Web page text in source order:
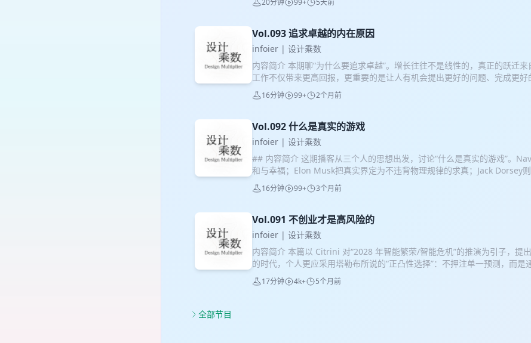
德性作为根基，以钱与自由、身体健康作为基础条件，再通过三个方向不
自己是否正在成为想成为的人。生活不应成为一张待完成的任务清单，而应
索、创造、连接，并为值得存在的事物贡献自己的力量。 参考文献 1. 亚里
理学》，廖申白译注，商务印书馆。 主要涉及幸福、德性、实践智慧、友爱
陈嘉映：《何为良好生活：行之于途而应于心》，上海文艺出版社。 关于
良好生活的现代讨论。 3. 孔子：《论语·为政》。 文中引用：“今之孝者，
能有养；不敬，何以别乎？” 4. Peter Attia、Bill Gifford：《超越百岁：长
（*Outlive: The Science and Art of Longevity*）。 主要涉及心血管疾病
Hansson：《重来》（*Rework*），中信出版社。 关于保持较小的组织规
目扩张，以及以更克制的方式经营公司。 6. Jason Fried、David
工作》（*It Doesn’t Have to Be Crazy at Work*）。 关于组织节奏、工作
度增长的讨论。 7. Jason Fried、David Heinemeier Hansson：《远程：
命》（*Remote: Office Not Required*）。 关于远程协作、组织设计与自
37signals：《The 37signals Employee Handbook》。 关于小团队、低
间、闲暇、死亡意识，以及如何避免把生命消耗在无意义的忙碌之中。 11.
册》。 关于控制二分法、自我训练、德性以及如何面对不可控制之事。 12.
录》。 关于死亡意识、责任、节制、自省以及与他人的关系。 13. 亚里士
助理解古希腊语境中的闲暇、教育、公民生活与共同善。 14. Dario
Loving Grace: How AI Could Transform the World for the Better”。 关
何推动生物学、神经科学、经济发展、治理与工作的讨论。 15. Edward
20分钟 99+ 5天前
Vol.093 追求卓越的内在原因
infoier | 设计乘数
内容简介 本期聊“为什么要追求卓越”。增长往往不是线性的，真正的跃迁
工作不仅带来更高回报，更重要的是让人有机会提出更好的问题、完成更好
作会被市场和记忆迅速遗忘，而卓越，是个体与组织面对世界最坦诚的行动
Deutsch, D. (2011). *The Beginning of Infinity: Explanations That
Values*. W. W. Norton & Company. * Taleb, N. N. (2012). *Antifragile:
from Disorder*. Random House. * Kahneman, D. (2011). *Thinking,
Straus and Giroux. * J.P. Morgan Asset Management. (2024). *Guide to
Morgan Asset Management. * S&P Dow Jones Indices. (2024). *S&P
Methodology*. S&P Global.
16分钟 99+ 2个月前
Vol.092 什么是真实的游戏
infoier | 设计乘数
## 内容简介 这期播客从三个人的思想出发，讨论“什么是真实的游戏”。
和与幸福；Elon Musk把真实界定为不违背物理规律的求真；Jack Dorsey
的信息、交易与用户行为。最终我也回应了自己的问题：我自己在参与的
造之间，同时进行的多个真实的游戏。 ### 参考文献 1. 纳瓦尔·拉维坎特
斯：《企业的性质》 5. 大卫·多伊奇：《无限的开端》 6. 理查德·费曼：《
伯特·维纳：《控制论：关于在动物和机器中控制与通信的科学》 8. 亚里士
学》 9. 埃里希·弗洛姆：《爱的艺术》 10. 吉杜·克里希那穆提：相关演讲与
Surprise Chef - Blyth Street Nocturne
16分钟 99+ 3个月前
Vol.091 不创业才是高风险的
infoier | 设计乘数
内容简介 本篇以 Citrini 对“2028 年智能繁荣/智能危机”的推演为引子，提
的时代，个人更应采用塔勒布所说的“正凸性选择”：不押注单一预测，而是
在冲击来临时尽量限制下行、放大上行。 我从三方面展开： 在职业上，AI
多依赖流程处理或信息差的白领岗位会变得脆弱，因此应训练“创业化能力”
17分钟 4k+ 5个月前
全部节目